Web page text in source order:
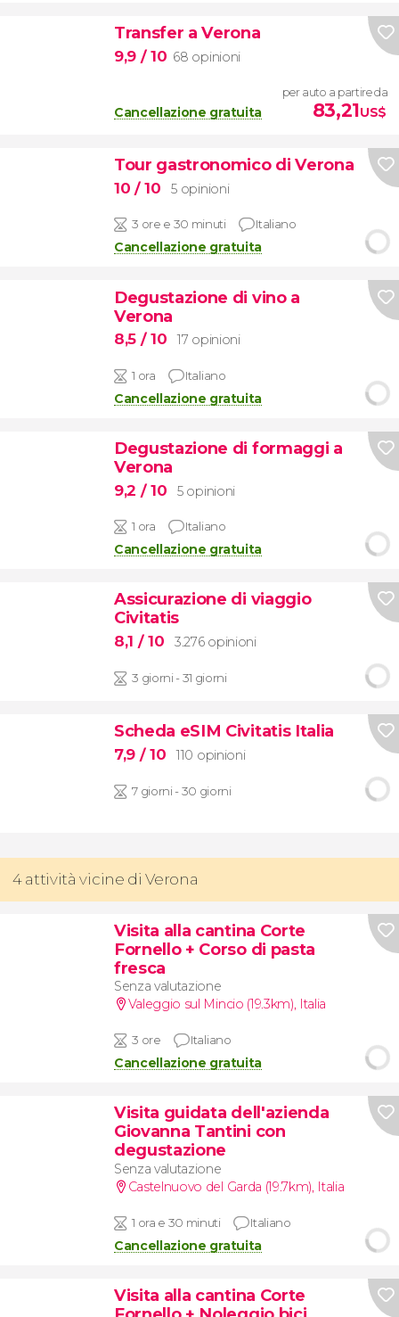
Transfer a Verona
9,9 / 10 68 opinioni
Cancellazione gratuita
per auto a partire da
83,21US$
Tour gastronomico di Verona
10 / 10 5 opinioni
3 ore e 30 minuti Italiano
Cancellazione gratuita
Degustazione di vino a
Verona
8,5 / 10 17 opinioni
1 ora Italiano
Cancellazione gratuita
Degustazione di formaggi a
Verona
9,2 / 10 5 opinioni
1 ora Italiano
Cancellazione gratuita
Assicurazione di viaggio
Civitatis
8,1 / 10 3.276 opinioni
3 giorni - 31 giorni
Scheda eSIM Civitatis Italia
7,9 / 10 110 opinioni
7 giorni - 30 giorni
4 attività vicine di Verona
Visita alla cantina Corte
Fornello + Corso di pasta
fresca
Senza valutazione
Valeggio sul Mincio (19.3km), Italia
3 ore Italiano
Cancellazione gratuita
Visita guidata dell'azienda
Giovanna Tantini con
degustazione
Senza valutazione
Castelnuovo del Garda (19.7km), Italia
1 ora e 30 minuti Italiano
Cancellazione gratuita
Visita alla cantina Corte